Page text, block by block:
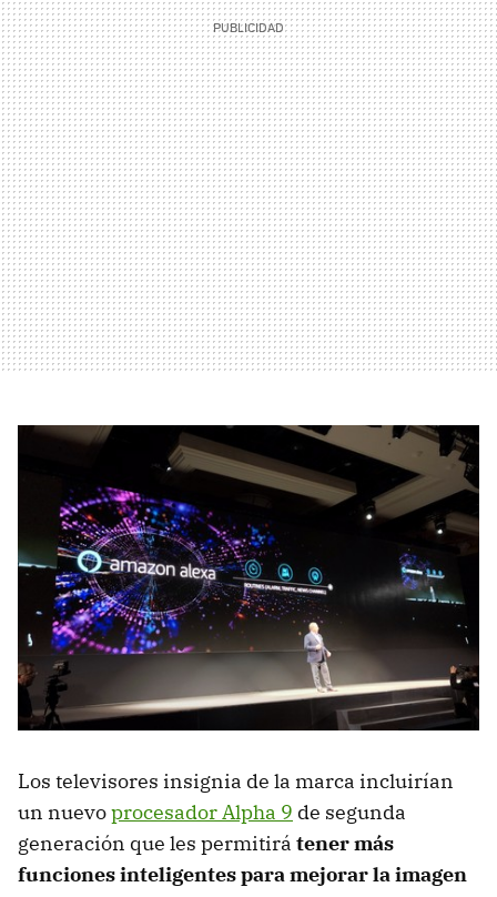
Los televisores insignia de la marca incluirían
un nuevoprocesador Alpha 9 de segunda
generación que les permitirá tener más
funciones inteligentes para mejorar la imagen